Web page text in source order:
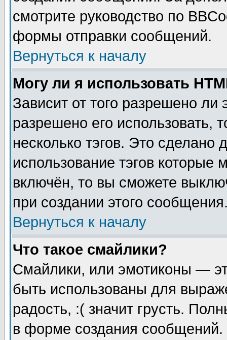
смотрите руководство по
формы отправки сообщений.
Вернуться к началу
Могу ли я использовать
Зависит от того разрешено
разрешено его использовать,
несколько тэгов. Это сделано
использование тэгов
включён, то вы сможете
при создании этого
Вернуться к началу
Что такое смайлики?
Смайлики, или эмотиконы —
быть использованы для
радость, :( значит грусть.
в форме создания сообщений.